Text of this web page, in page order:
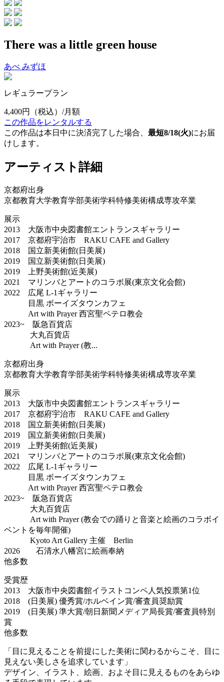
There was a little green house
あべ みずほ
レギュラープラン
4,400円
（税込）/月額
この作品をレンタルする
この作品は本日中に決済完了した場合、 最短8/18(火)にお届
けします。
アーティスト詳細
京都府出身
京都教育大学教育学部美術学科特修美術構成専攻卒業
展示
2013 大阪市中央図書館エントランスギャラリー
2017 京都府宇治市 RAKU CAFE and Gallery
2018 国立新美術館(日美展)
2019 国立新美術館(日美展)
2019 上野美術館(近美展)
2021 マリンバとアートのコラボ展(東京文化会館)
2022 広尾 L-1ギャラリー
目黒 ボーイズタウンカフェ
Art with Prayer 西宮聖ペテロ教会
2023~ 阪急百貨店
大丸百貨店
Art with Prayer (教...
京都府出身
京都教育大学教育学部美術学科特修美術構成専攻卒業
展示
2013 大阪市中央図書館エントランスギャラリー
2017 京都府宇治市 RAKU CAFE and Gallery
2018 国立新美術館(日美展)
2019 国立新美術館(日美展)
2019 上野美術館(近美展)
2021 マリンバとアートのコラボ展(東京文化会館)
2022 広尾 L-1ギャラリー
目黒 ボーイズタウンカフェ
Art with Prayer 西宮聖ペテロ教会
2023~ 阪急百貨店
大丸百貨店
Art with Prayer (教会での踊りと音楽と絵画のコラボイ
ベントを毎年開催)
Kyoto Art Gallery 主催 Berlin
2026 石清水八幡宮に絵画奉納
他多数
受賞歴
2013 大阪市中央図書館イラストコンペ人気投票第1位
2018 (日美展) 優秀賞/ホルベイン賞/審査員奨励賞
2019 (日美展) 準大賞/朝日新聞メディア局長賞/審査員特別
賞
他多数
「目に見えることを前提にした美術に関わるからこそ、目に
見えない美しさを追求しています」
デザイン、イラスト、絵画、およそ目に見えるものをあらゆ